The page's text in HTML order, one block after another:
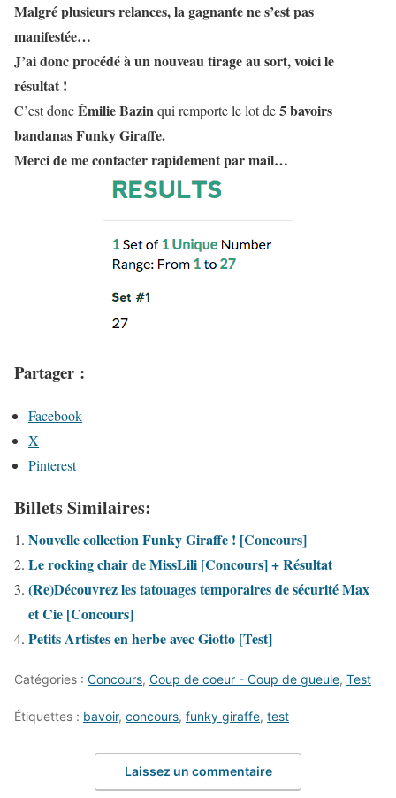
Malgré plusieurs relances, la gagnante ne s’est pas
manifestée…
J’ai donc procédé à un nouveau tirage au sort, voici le
résultat !
C’est doncÉmilie Bazinqui remporte le lot de5 bavoirs
bandanas Funky Giraffe.
Merci de me contacter rapidement par mail…
Partager :
Facebook
X
Pinterest
Billets Similaires:
Nouvelle collection Funky Giraffe ! [Concours]
Le rocking chair de MissLili [Concours] + Résultat
(Re)Découvrez les tatouages temporaires de sécurité Max
et Cie [Concours]
Petits Artistes en herbe avec Giotto [Test]
Catégories : Concours, Coup de coeur - Coup de gueule, Test
Étiquettes : bavoir, concours, funky giraffe, test
Laissez un commentaire